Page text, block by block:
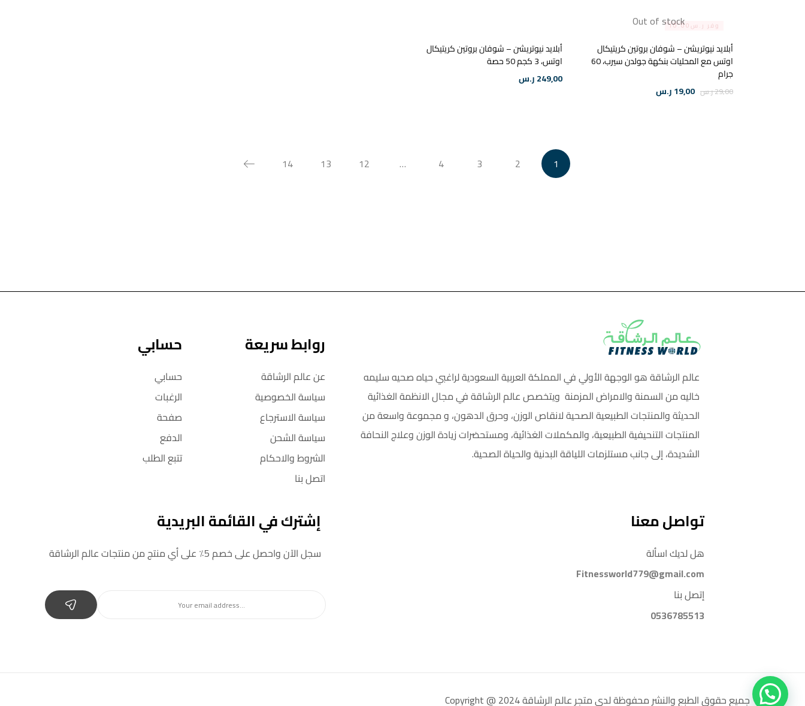
Out of stock وفر ر.س10.00
أبلايد نيوتريشن – شوفان بروتين كريتيكال
اوتس مع المحليات بنكهة جولدن سيرب، 60
جرام
29,00ر.س 19,00ر.س
أبلايد نيوتريشن – شوفان بروتين كريتيكال
اوتس، 3 كجم 50 حصة
249,00ر.س
1
2
3
4
…
12
13
14
عالم الرشاقة هو الوجهة الأولي في المملكة العربية السعودية لراغبي حياه صحيه سليمه
خاليه من السمنة والامراض المزمنة ويتخصص عالم الرشاقة في مجال الانظمة الغذائية
الحديثة والمنتجات الطبيعية الصحية لانقاص الوزن، وحرق الدهون، و مجموعة واسعة من
المنتجات التنحيفية الطبيعية، والمكملات الغذائية، ومستحضرات زيادة الوزن وعلاج النحافة
الشديدة، إلى جانب مستلزمات اللياقة البدنية والحياة الصحية.
روابط سريعة
عن عالم الرشاقة
سياسة الخصوصية
سياسة الاسترجاع
سياسة الشحن
الشروط والاحكام
اتصل بنا
حسابي
حسابي
الرغبات
صفحة
الدفع
تتبع الطلب
تواصل معنا
هل لديك اسألة
Fitnessworld779@gmail.com
إتصل بنا
0536785513
إشترك في القائمة البريدية
سجل الآن واحصل على خصم 5٪ على أي منتج من منتجات عالم الرشاقة
جميع حقوق الطبع والنشر محفوظة لدي متجر عالم الرشاقة Copyright @ 2024